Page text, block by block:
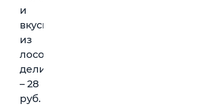
и
вкусный
из
лососевых
деликатесов)
– 28
руб.